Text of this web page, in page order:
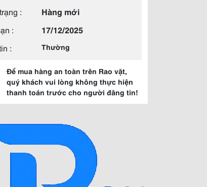
:
Hàng mới
:
17/12/2025
:
Thường
Để mua hàng an toàn trên Rao vặt,
quý khách vui lòng không thực hiện
thanh toán trước cho người đăng tin!